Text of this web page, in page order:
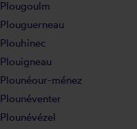
Plougoulm
Plouguerneau
Plouhinec
Plouigneau
Plounéour-ménez
Plounéventer
Plounévézel